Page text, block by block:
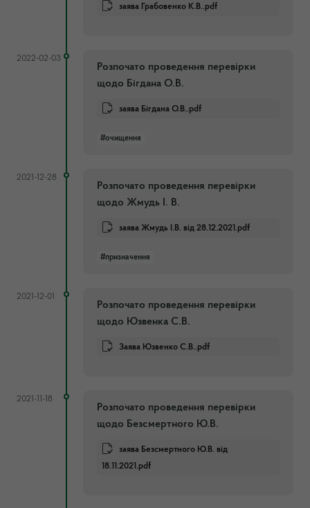
заява Грабовенко К.В..pdf
2022-02-03
Розпочато проведення перевірки
щодо Бігдана О.В.
заява Бігдана О.В..pdf
#очищення
2021-12-28
Розпочато проведення перевірки
щодо Жмудь І. В.
заява Жмудь І.В. від 28.12.2021.pdf
#призначення
2021-12-01
Розпочато проведення перевірки
щодо Юзвенка С.В.
Заява Юзвенко С.В..pdf
2021-11-18
Розпочато проведення перевірки
щодо Безсмертного Ю.В.
заява Безсмертного Ю.В. від
18.11.2021.pdf